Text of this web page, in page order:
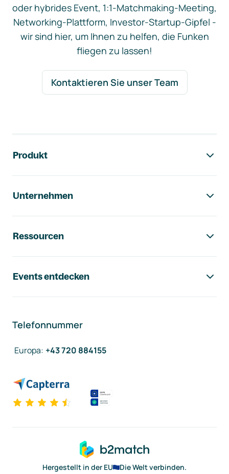
oder hybrides Event, 1:1-Matchmaking-Meeting,
Networking-Plattform, Investor-Startup-Gipfel -
wir sind hier, um Ihnen zu helfen, die Funken
fliegen zu lassen!
Kontaktieren Sie unser Team
Produkt
Unternehmen
Ressourcen
Events entdecken
Telefonnummer
Europa: +43 720 884155
Hergestellt in der EU
Die Welt verbinden.